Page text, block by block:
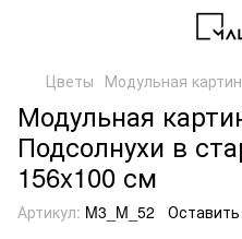
Цветы Модульная
Модульная
Подсолнухи в
156x100 см
Артикул: M3_M_52